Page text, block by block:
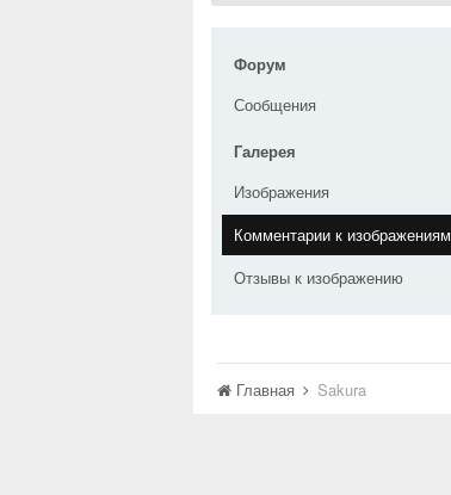
Форум
Сообщения
Галерея
Изображения
Комментарии к изображениям
Отзывы к изображению
Главная Sakura